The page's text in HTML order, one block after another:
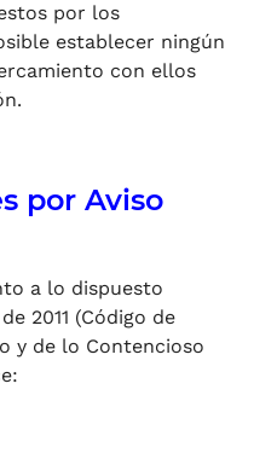
por los
establecer ningún
con ellos
por Aviso
a lo dispuesto
2011 (Código de
y de lo Contencioso